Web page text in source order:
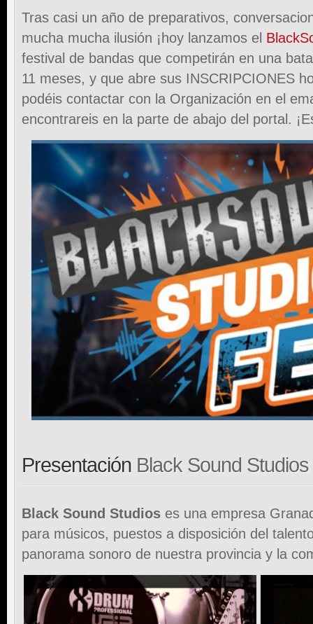
Tras casi un año de preparativos,
mucha mucha ilusión ¡hoy lanzamos el
festival de bandas que competirán en una
11 meses, y que abre sus INSCRIPCIONES
podéis contactar con la Organización en el
encontrareis en la parte de abajo del portal.
Presentación Black Sound Studios
Black Sound Studios es una empresa
para músicos, puestos a disposición del
panorama sonoro de nuestra provincia y la